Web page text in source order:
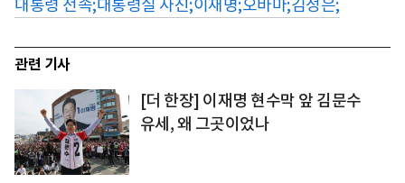
대통령 전속;대통령실 사진;이재명;오바마;김정은;
관련 기사
[더 한장] 이재명 현수막 앞 김문수
유세, 왜 그곳이었나